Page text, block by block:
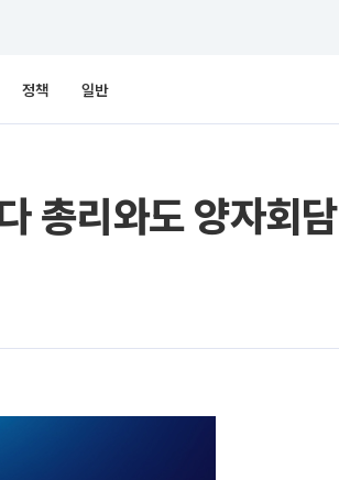
정책 일반
총리와도 양자회담